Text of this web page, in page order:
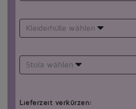
Kleiderhülle wählen
Stola wählen
Lieferzeit verkürzen: